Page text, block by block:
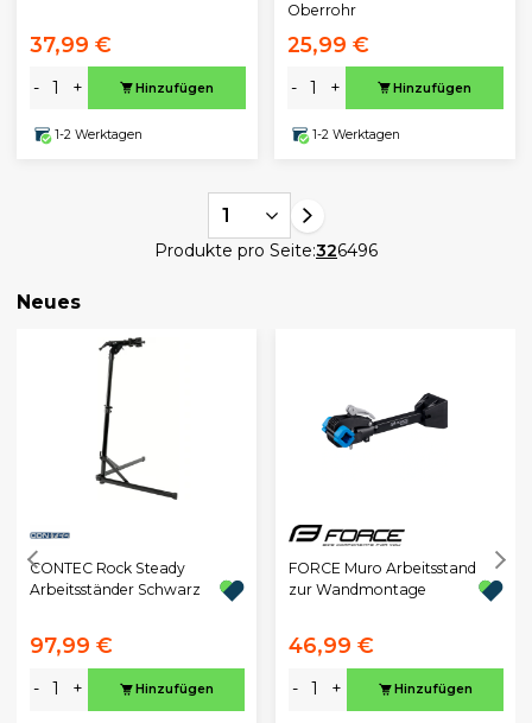
37,99 €
- + Hinzufügen
1-2 Werktagen
Oberrohr
25,99 €
- + Hinzufügen
1-2 Werktagen
1
Produkte pro Seite:326496
Neues
CONTEC Rock Steady
Arbeitsständer Schwarz
97,99 €
- + Hinzufügen
FORCE Muro Arbeitsstand
zur Wandmontage
46,99 €
- + Hinzufügen